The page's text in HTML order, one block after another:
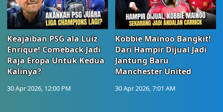
Keajaiban PSG ala Luiz
Enrique! Comeback Jadi
Raja Eropa Untuk Kedua
Kalinya?
30 Apr 2026, 12:00 PM
Kobbie Mainoo Bangkit!
Dari Hampir Dijual Jadi
Jantung Baru
Manchester United
30 Apr 2026, 7:01 AM